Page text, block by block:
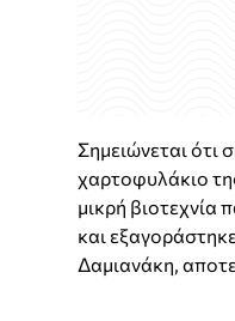
Σημειώνεται ότι
χαρτοφυλάκιο
μικρή βιοτεχνία
και
Δαμιανάκη,